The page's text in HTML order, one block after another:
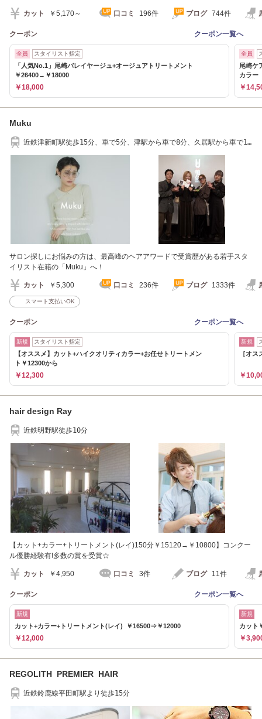
カット ￥5,170～ 口コミ 196件 ブログ 744件
クーポン クーポン一覧へ
全員 スタイリスト指定
「人気No.1」尾崎バレイヤージュ+オージュアトリートメント
￥26400→￥18000
￥18,000
全員
尾崎ケ
カラー
￥
Muku
近鉄津新町駅徒歩15分、車で5分、津駅から車で8分、久居駅から車で15
サロン探しにお悩みの方は、最高峰のヘアアワードで受賞歴がある若手スタ
イリスト在籍の「Muku」へ！
カット ￥5,300 口コミ 236件 ブログ 1333件
スマート支払いOK
クーポン クーポン一覧へ
新規 スタイリスト指定
【オススメ】カット+ハイクオリティカラー+お任せトリートメン
ト￥12300から
￥12,300
新規
［オ
￥
hair design Ray
近鉄明野駅徒歩10分
【カット+カラー+トリートメント(レイ)150分￥15120→￥10800】コンクー
ル優勝経験有!多数の賞を受賞☆
カット ￥4,950 口コミ 3件 ブログ 11件
クーポン クーポン一覧へ
新規
カット+カラー+トリートメント(レイ) ￥16500⇒￥12000
￥12,000
新規
カット
￥
REGOLITH PREMIER HAIR
近鉄鈴鹿線平田町駅より徒歩15分